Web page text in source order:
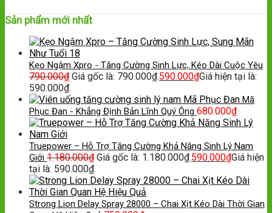
Sản phẩm mới nhất
Kẹo Ngậm Xpro - Tăng Cường Sinh Lực, Kéo Dài Cuộc Yêu
790.000₫ Giá gốc là: 790.000₫.590.000₫Giá hiện tại là:
590.000₫.
Mã
Phục Đan - Khẳng Định Bản Lĩnh Quý Ông 680.000₫
Truepower – Hỗ Trợ Tăng Cường Khả Năng Sinh Lý Nam
Giới 1.180.000₫ Giá gốc là: 1.180.000₫.590.000₫Giá hiện
tại là: 590.000₫.
Strong Lion Delay Spray 28000 – Chai Xịt Kéo Dài Thời Gian